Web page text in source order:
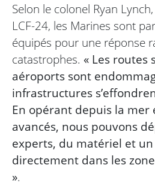
Selon le colonel Ryan
LCF-24, les Marines sont
équipés pour une réponse
catastrophes. « Les routes
aéroports sont
infrastructures
En opérant depuis la mer
avancés, nous pouvons
experts, du matériel et
directement dans les
».